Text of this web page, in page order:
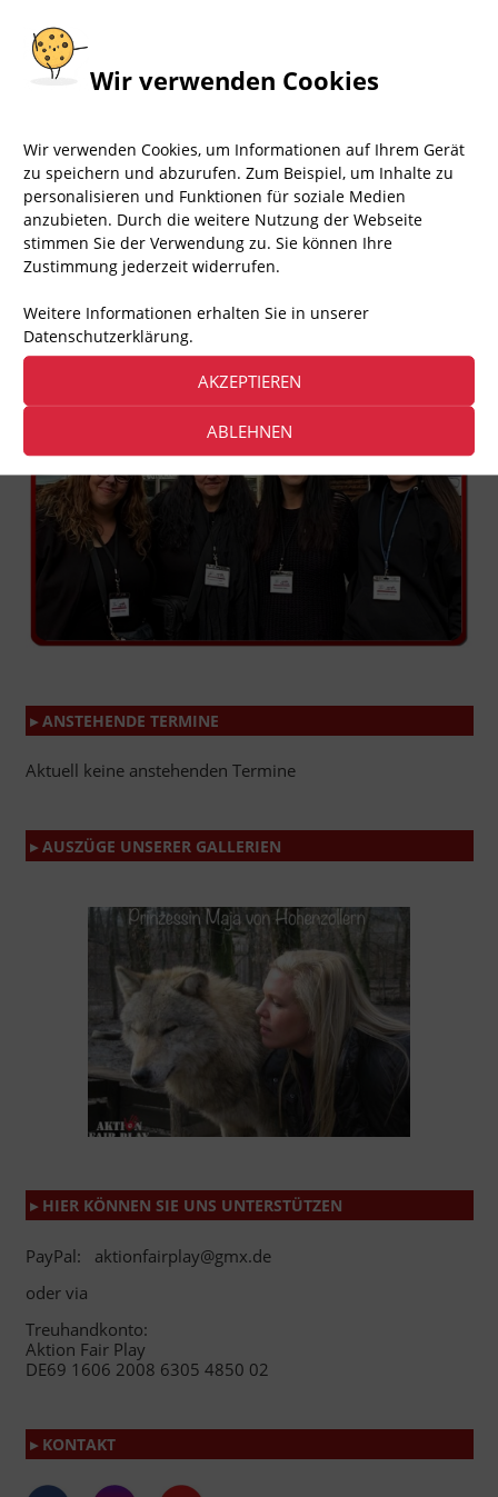
Wir verwenden Cookies
Wir verwenden Cookies, um Informationen auf Ihrem Gerät
zu speichern und abzurufen. Zum Beispiel, um Inhalte zu
personalisieren und Funktionen für soziale Medien
anzubieten. Durch die weitere Nutzung der Webseite
stimmen Sie der Verwendung zu. Sie können Ihre
Zustimmung jederzeit widerrufen.
Weitere Informationen erhalten Sie in unserer
Datenschutzerklärung.
AKZEPTIEREN
ABLEHNEN
1.377 Aufrufe
+++ Demo
▸ ÜBER AKTION FAIR PLAY
Bürgerbewegung von Tierfreunden, die Demos und
Infostände zu vielen Tierrechtsthemen organisiert.
Das sind wir, Team Berlin
▸ ANSTEHENDE TERMINE
Aktuell keine anstehenden Termine
▸ AUSZÜGE UNSERER GALLERIEN
▸ HIER KÖNNEN SIE UNS UNTERSTÜTZEN
PayPal: aktionfairplay@gmx.de
oder via
Treuhandkonto:
Aktion Fair Play
DE69 1606 2008 6305 4850 02
▸ KONTAKT